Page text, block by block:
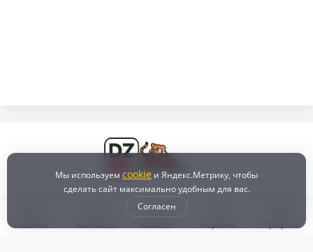
Мы используем cookie и Яндекс.Метрику, чтобы
сделать сайт максимально удобным для вас.
Согласен
Бонусная программа Доставка и самовывоз
Оплата